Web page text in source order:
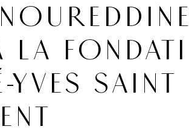
LA
YVES SAINT